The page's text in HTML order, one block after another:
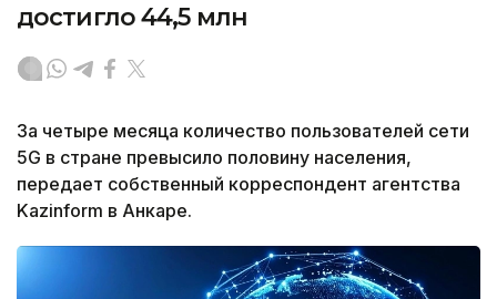
достигло 44,5 млн
За четыре месяца количество пользователей сети
5G в стране превысило половину населения,
передает собственный корреспондент агентства
Kazinform в Анкаре.